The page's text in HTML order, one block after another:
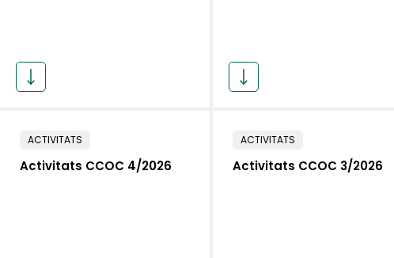
ACTIVITATS
Activitats CCOC 4/2026
ACTIVITATS
Activitats CCOC 3/2026